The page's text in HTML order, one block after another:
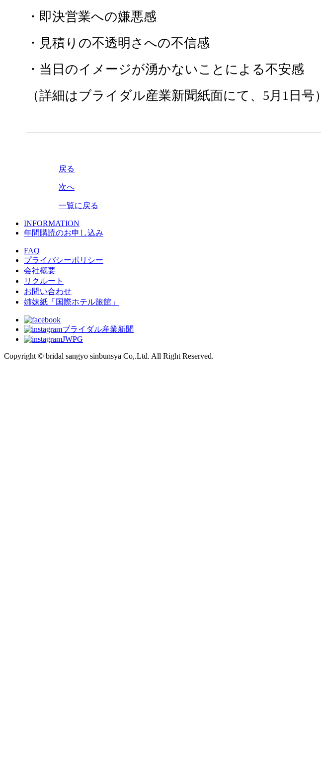
・即決営業への嫌悪感
・見積りの不透明さへの不信感
・当日のイメージが湧かないことによる不安感
（詳細はブライダル産業新聞紙面にて、5月1日号）
戻る
次へ
一覧に戻る
INFORMATION
年間購読のお申し込み
FAQ
プライバシーポリシー
会社概要
リクルート
お問い合わせ
姉妹紙「国際ホテル旅館」
ブライダル産業新聞
JWPG
Copyright © bridal sangyo sinbunsya Co,.Ltd. All Right Reserved.